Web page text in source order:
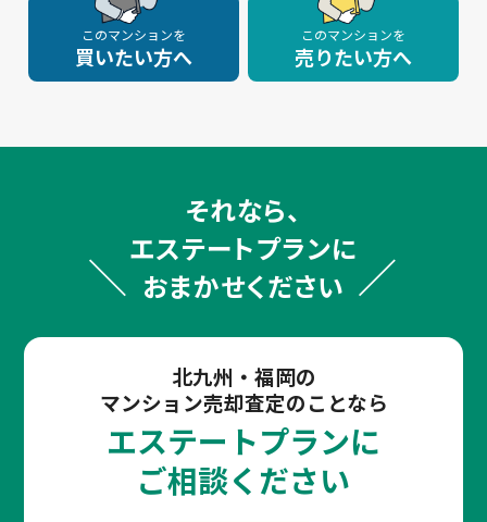
このマンションを
買いたい方へ
このマンションを
売りたい方へ
それなら、
エステートプランに
おまかせください
北九州・福岡の
マンション売却査定のことなら
エステートプランに
ご相談ください